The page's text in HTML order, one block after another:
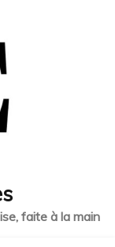
faite à la main